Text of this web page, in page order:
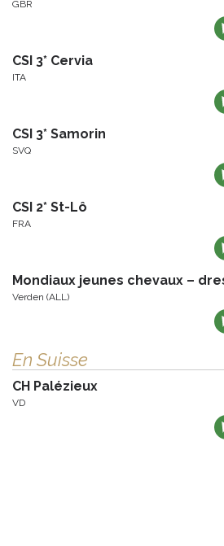
GBR
CSI 3* Cervia
ITA
CSI 3* Samorin
SVQ
CSI 2* St-Lô
FRA
Mondiaux jeunes chevaux –
Verden (ALL)
En Suisse
CH Palézieux
VD